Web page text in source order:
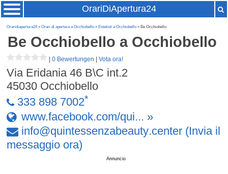
OrariDiApertura24
Oraridiapertura24»Orari di apertura a Occhiobello » Estetisti a Occhiobello » Be Occhiobello
Be Occhiobello a Occhiobello
|0 Bewertungen |Vota ora!
Via Eridania 46 B\C int.2
45030 Occhiobello
333 898 7002*
www.facebook.com/qui... »
info@quintessenzabeauty.center (Invia il
messaggio ora)
Annuncio